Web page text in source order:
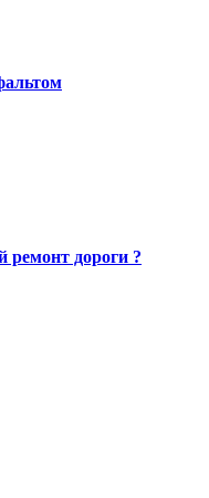
дороги ?